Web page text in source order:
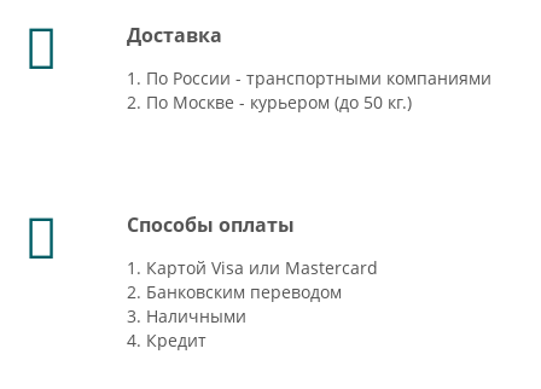
Доставка
1. По России - транспортными компаниями
2. По Москве - курьером (до 50 кг.)
Способы оплаты
1. Картой Visa или Mastercard
2. Банковским переводом
3. Наличными
4. Кредит